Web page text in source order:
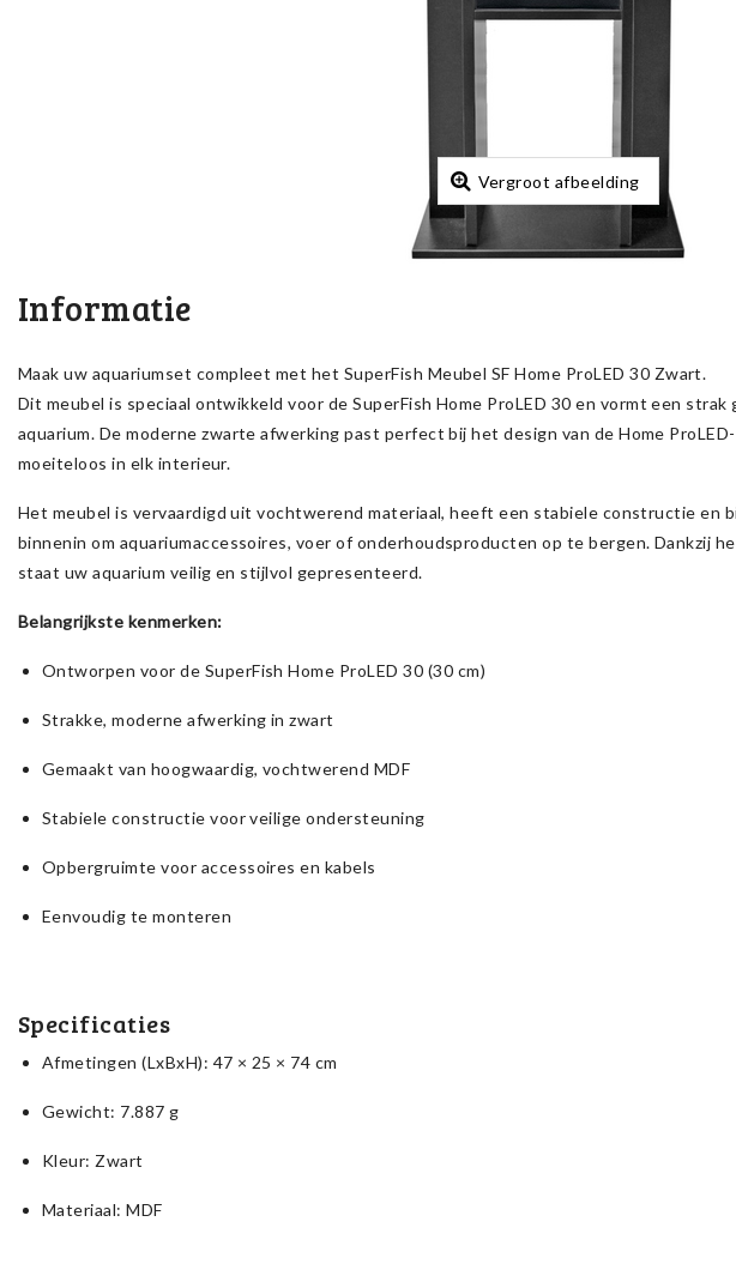
Vergroot afbeelding
Informatie
Maak uw aquariumset compleet met het SuperFish Meubel SF Home ProLED 30 Zwart.
Dit meubel is speciaal ontwikkeld voor de SuperFish Home ProLED 30 en vormt een
aquarium. De moderne zwarte afwerking past perfect bij het design van de Home
moeiteloos in elk interieur.
Het meubel is vervaardigd uit vochtwerend materiaal, heeft een stabiele constructie en
binnenin om aquariumaccessoires, voer of onderhoudsproducten op te bergen. Dankzij
staat uw aquarium veilig en stijlvol gepresenteerd.
Belangrijkste kenmerken:
Ontworpen voor de SuperFish Home ProLED 30 (30 cm)
Strakke, moderne afwerking in zwart
Gemaakt van hoogwaardig, vochtwerend MDF
Stabiele constructie voor veilige ondersteuning
Opbergruimte voor accessoires en kabels
Eenvoudig te monteren
Specificaties
Afmetingen (LxBxH): 47 × 25 × 74 cm
Gewicht: 7.887 g
Kleur: Zwart
Materiaal: MDF